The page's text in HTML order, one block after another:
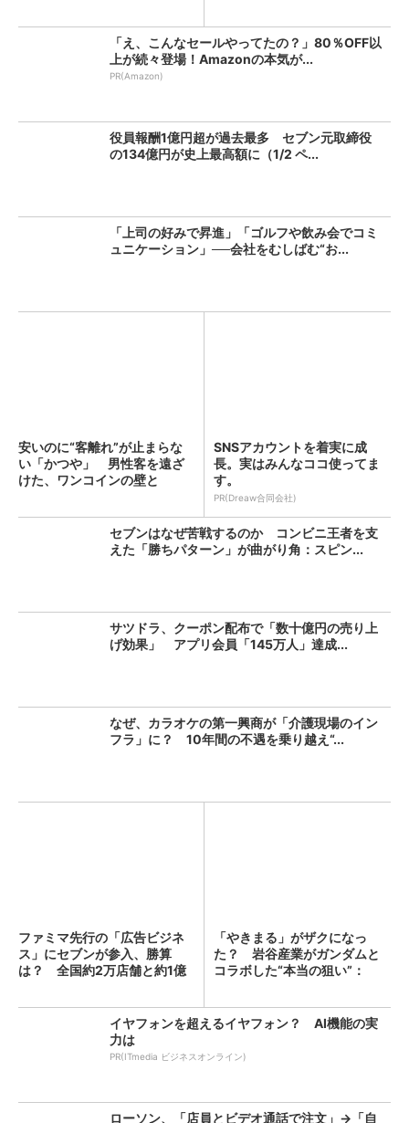
「え、こんなセールやってたの？」80％OFF以
上が続々登場！Amazonの本気が...
PR(Amazon)
役員報酬1億円超が過去最多 セブン元取締役
の134億円が史上最高額に（1/2 ペ...
「上司の好みで昇進」「ゴルフや飲み会でコミ
ュニケーション」──会社をむしばむ“お...
安いのに“客離れ”が止まらな
い「かつや」 男性客を遠ざ
けた、ワンコインの壁と
SNSアカウントを着実に成
長。実はみんなココ使ってま
す。
PR(Dreaw合同会社)
セブンはなぜ苦戦するのか コンビニ王者を支
えた「勝ちパターン」が曲がり角：スピン...
サツドラ、クーポン配布で「数十億円の売り上
げ効果」 アプリ会員「145万人」達成...
なぜ、カラオケの第一興商が「介護現場のイン
フラ」に？ 10年間の不遇を乗り越え“...
ファミマ先行の「広告ビジネ
ス」にセブンが参入、勝算
は？ 全国約2万店舗と約1億
「やきまる」がザクになっ
た？ 岩谷産業がガンダムと
コラボした“本当の狙い”：
イヤフォンを超えるイヤフォン？ AI機能の実
力は
PR(ITmedia ビジネスオンライン)
ローソン、「店員とビデオ通話で注文」→「自